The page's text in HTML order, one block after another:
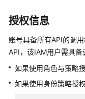
介
计
费
说
明
授权信息
账号具备所有API的调
API，该IAM用户需具备
如果使用角色与策略
如果使用身份策略授